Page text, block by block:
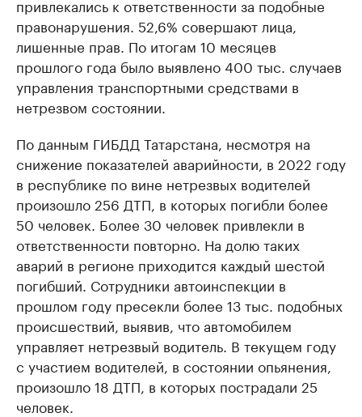
привлекались к ответственности за подобные
правонарушения. 52,6% совершают лица,
лишенные прав. По итогам 10 месяцев
прошлого года было выявлено 400 тыс. случаев
управления транспортными средствами в
нетрезвом состоянии.
По данным ГИБДД Татарстана, несмотря на
снижение показателей аварийности, в 2022 году
в республике по вине нетрезвых водителей
произошло 256 ДТП, в которых погибли более
50 человек. Более 30 человек привлекли в
ответственности повторно. На долю таких
аварий в регионе приходится каждый шестой
погибший. Сотрудники автоинспекции в
прошлом году пресекли более 13 тыс. подобных
происшествий, выявив, что автомобилем
управляет нетрезвый водитель. В текущем году
с участием водителей, в состоянии опьянения,
произошло 18 ДТП, в которых пострадали 25
человек.